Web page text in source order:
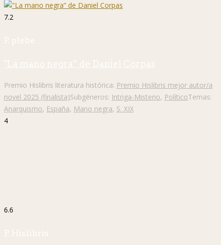
7.2
P. plebe
"La mano negra” de Daniel Corpas
Premio Hislibris literatura histórica: Premio Hislibris mejor autor/a
novel 2025 (finalista)Subgéneros: Intriga-Misterio, PolíticoTemas:
Anarquismo, España, Mano negra, S. XIX
4
6.6
P. Hislibris